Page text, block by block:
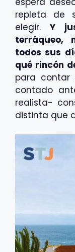
repleta de
elegir.Y
terráqueo,
todos sus
qué rincón
para contar
contado
realista-
distinta que